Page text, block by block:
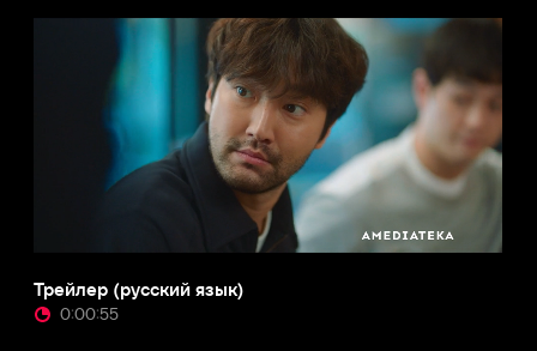
Трейлер (русский язык)
0:00:55